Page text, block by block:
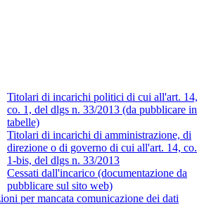
Titolari di incarichi politici di cui all'art. 14,
co. 1, del dlgs n. 33/2013 (da pubblicare in
tabelle)
Titolari di incarichi di amministrazione, di
direzione o di governo di cui all'art. 14, co.
1-bis, del dlgs n. 33/2013
Cessati dall'incarico (documentazione da
pubblicare sul sito web)
per mancata comunicazione dei dati